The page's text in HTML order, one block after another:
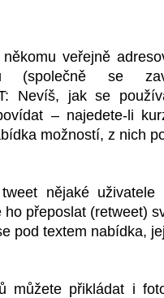
veřejně
(společně se
Nevíš, jak se
– najedete-li
možností, z nich
nějaké
ho přeposlat (retweet)
pod textem nabídka,
můžete přikládat i